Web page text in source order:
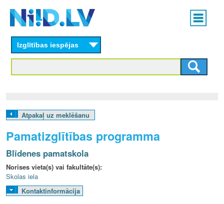
content
Main
menu
L
V
Izglītības iespējas
Atpakaļ uz meklēšanu
Pamatizglītības programma
Blīdenes pamatskola
Norises vieta(s) vai fakultāte(s):
Skolas iela
Kontaktinformācija